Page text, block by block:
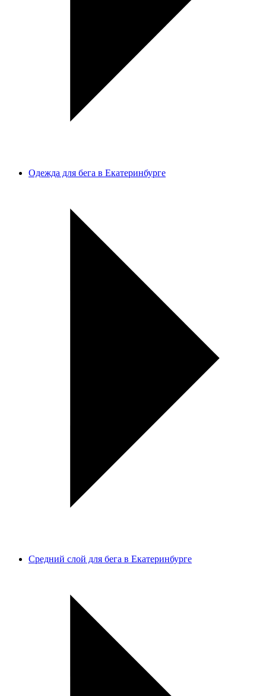
Одежда для бега в Екатеринбурге
Средний слой для бега в Екатеринбурге